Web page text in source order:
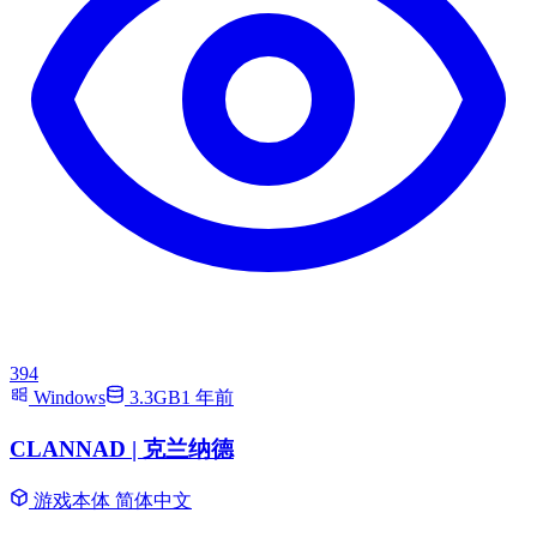
394
Windows
3.3GB1 年前
CLANNAD | 克兰纳德
游戏本体 简体中文